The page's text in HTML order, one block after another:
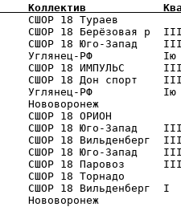
Коллектив            Квал
СШОР 18 Тураев
СШОР 18
СШОР 18 Юго-
Углянец-РФ
СШОР 18 ИМПУЛЬС
СШОР 18 Дон
Углянец-РФ
Нововоронеж
СШОР 18 ОРИОН
СШОР 18 Юго-
СШОР 18
СШОР 18 Юго-
СШОР 18 Паровоз
СШОР 18 Торнадо
СШОР 18
Нововоронеж